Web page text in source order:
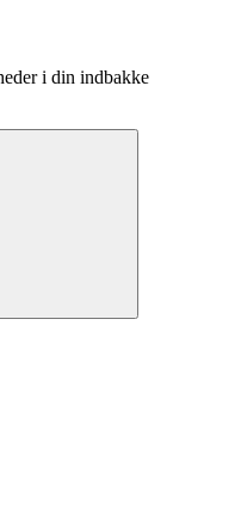
i din indbakke